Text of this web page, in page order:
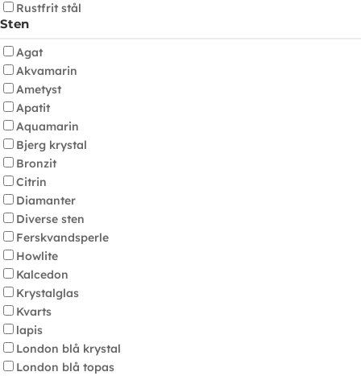
Rustfrit stål
Sten
Agat
Akvamarin
Ametyst
Apatit
Aquamarin
Bjerg krystal
Bronzit
Citrin
Diamanter
Diverse sten
Ferskvandsperle
Howlite
Kalcedon
Krystalglas
Kvarts
lapis
London blå krystal
London blå topas